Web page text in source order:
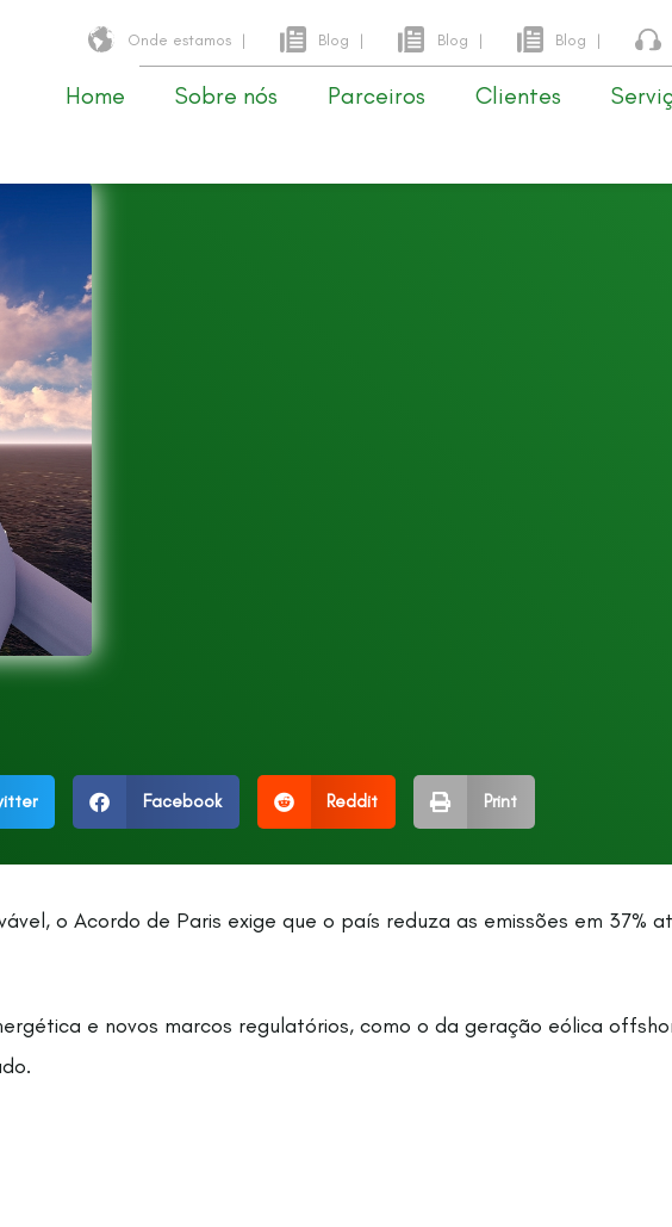
Onde estamos | Blog | Blog | Blog |
Home Sobre nós Parceiros Clientes
Facebook Reddit Print
o Acordo de Paris exige que o país reduza as emissões em 37%
e novos marcos regulatórios, como o da geração eólica